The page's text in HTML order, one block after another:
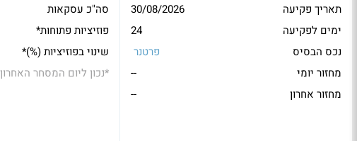
תאריך פקיעה
30/08/2026
ימים לפקיעה
24
נכס הבסיס
פרטנר
מחזור יומי
--
מחזור אחרון
--
סה"כ עסקאות
פוזיציות פתוחות*
שינוי בפוזיציות (%)*
*נכון ליום המסחר האחרון